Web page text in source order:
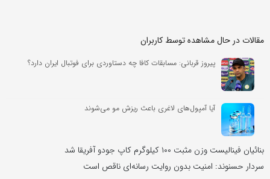
مقالات در حال مشاهده توسط کاربران
پیروز قربانی: مسابقات کافا چه دستاوردی برای فوتبال ایران دارد؟
آیا آمپول‌های لاغری باعث ریزش مو می‌شوند
بنائیان فینالیست وزن مثبت ۱۰۰ کیلوگرم کاپ جودو آفریقا شد
سردار حسنوند: امنیت بدون روایت رسانه‌ای ناقص است